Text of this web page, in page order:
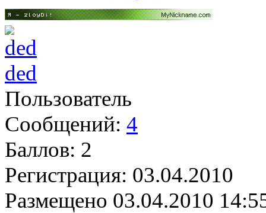
ded
Пользователь
Сообщений: 4
Баллов: 2
Регистрация: 03.04.2010
Размещено 03.04.2010